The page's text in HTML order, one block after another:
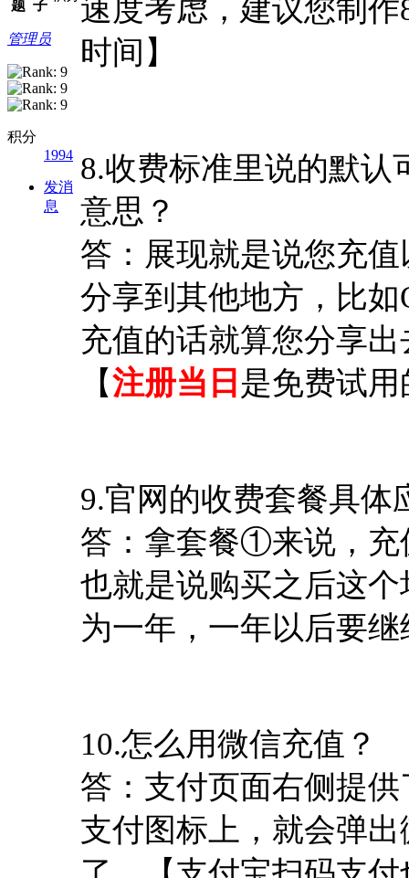
题 子
管理员
积分
1994
发消
息
速度考虑，建议您制
时间】
8.收费标准里说的默认
意思？
答：展现就是说您充
分享到其他地方，比
充值的话就算您分享
【注册当日 是免费试
9.官网的收费套餐具体
答：拿套餐①来说，充
也就是说购买之后这
为一年，一年以后要
10.怎么用微信充值？
答：支付页面右侧提
支付图标上，就会弹